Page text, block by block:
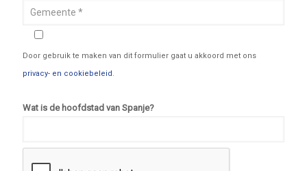
Door gebruik te maken van dit formulier gaat u akkoord met ons
privacy- en cookiebeleid.
Wat is de hoofdstad van Spanje?